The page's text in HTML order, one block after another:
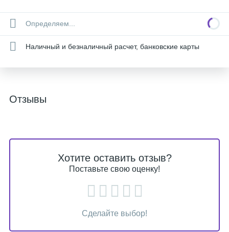
Определяем...
Наличный и безналичный расчет, банковские карты
Отзывы
Хотите оставить отзыв?
Поставьте свою оценку!
Сделайте выбор!